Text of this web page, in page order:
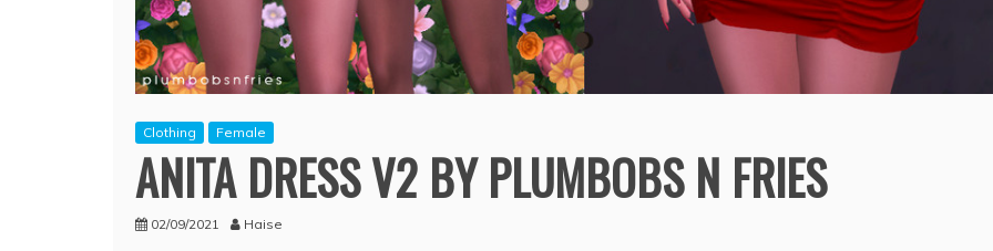
Clothing Female
ANITA DRESS V2 BY PLUMBOBS N FRIES
02/09/2021 Haise